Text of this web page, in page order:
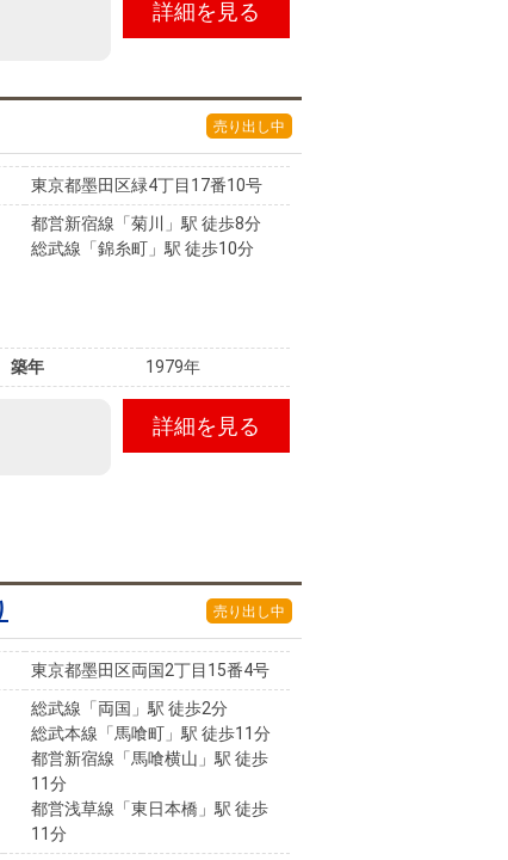
詳細を見る
売り出し中
東京都墨田区緑4丁目17番10号
都営新宿線「菊川」駅 徒歩8分
総武線「錦糸町」駅 徒歩10分
築年 1979年
詳細を見る
売り出し中
東京都墨田区両国2丁目15番4号
総武線「両国」駅 徒歩2分
総武本線「馬喰町」駅 徒歩11分
都営新宿線「馬喰横山」駅 徒歩
11分
都営浅草線「東日本橋」駅 徒歩
11分